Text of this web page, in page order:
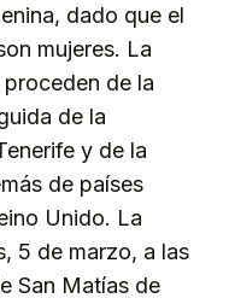
dado que el
mujeres. La
de la
de la
y de la
de países
Unido. La
5 de marzo, a las
San Matías de